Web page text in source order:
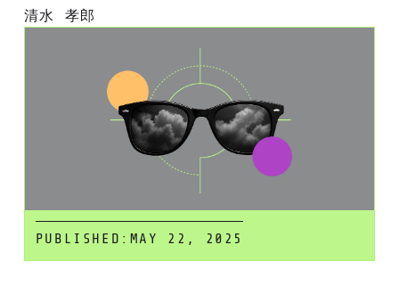
清水 孝郎
PUBLISHED: MAY 22, 2025